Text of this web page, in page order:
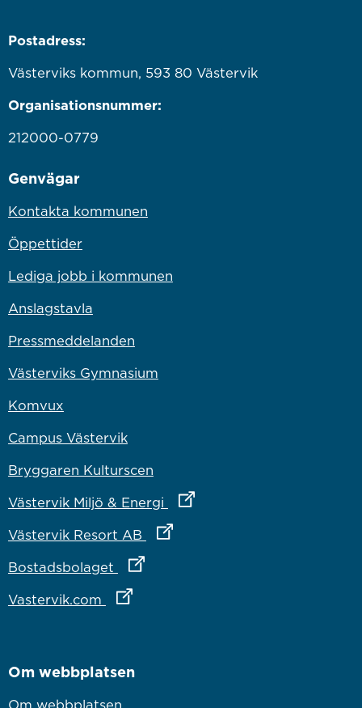
Postadress:
Västerviks kommun, 593 80 Västervik
Organisationsnummer:
212000-0779
Genvägar
Kontakta kommunen
Öppettider
Lediga jobb i kommunen
Anslagstavla
Pressmeddelanden
Västerviks Gymnasium
Komvux
Campus Västervik
Bryggaren Kulturscen
Västervik Miljö & Energi
Länk till annan webbplats
Västervik Resort AB Länk till annan webbplats
Bostadsbolaget Länk till annan webbplats
Vastervik.com Länk till annan webbplats
Om webbplatsen